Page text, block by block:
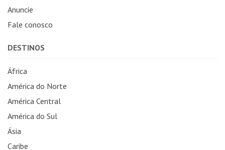
Anuncie
Fale conosco
DESTINOS
África
América do Norte
América Central
América do Sul
Ásia
Caribe